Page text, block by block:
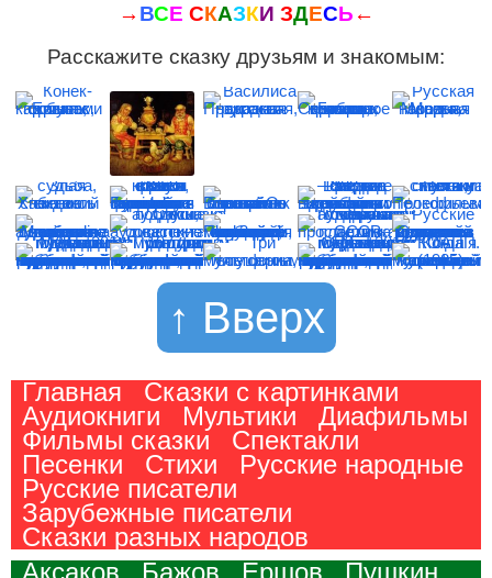
→ ВСЕ СКАЗКИ ЗДЕСЬ ←
Расскажите сказку друзьям и знакомым:
↑ Вверх
Главная
Сказки с картинками
Аудиокниги
Мультики
Диафильмы
Фильмы сказки
Спектакли
Песенки
Стихи
Русские народные
Русские писатели
Зарубежные писатели
Сказки разных народов
Аксаков
Бажов Ершов Пушкин